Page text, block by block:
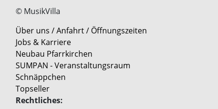
© MusikVilla
Über uns / Anfahrt / Öffnungszeiten
Jobs & Karriere
Neubau Pfarrkirchen
SUMPAN - Veranstaltungsraum
Schnäppchen
Topseller
Rechtliches: